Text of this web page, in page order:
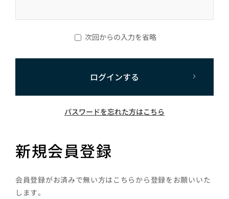
次回からの入力を省略
ログインする
パスワードを忘れた方はこちら
新規会員登録
会員登録がお済みで無い方はこちらから登録をお願いいた
します。